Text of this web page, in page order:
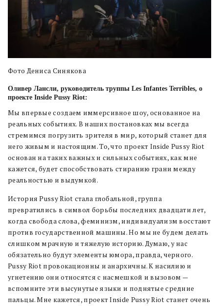
Фото Дениса Синякова
Оливер Лансли, руководитель труппы Les Infantes Terribles, о
проекте Inside Pussy Riot:
Мы впервые создаем иммерсивное шоу, основанное на
реальных событиях. В наших постановках мы всегда
стремимся погрузить зрителя в мир, который станет для
него живым и настоящим. То, что проект Inside Pussy Riot
основан на таких важных и сильных событиях, как мне
кажется, будет способствовать стиранию грани между
реальностью и выдумкой.
История Pussy Riot стала глобальной, группа
превратились в символ борьбы последних двадцати лет,
когда свобода слова, феминизм, индивидуализм восстают
против государственной машины. Но мы не будем делать
слишком мрачную и тяжелую историю. Думаю, у нас
обязательно будут элементы юмора, правда, черного.
Pussy Riot провокационны и анархичны. К насилию и
угнетению они относятся с насмешкой и вызовом —
вспомните эти высунутые языки и поднятые средние
пальцы. Мне кажется, проект Inside Pussy Riot станет очень